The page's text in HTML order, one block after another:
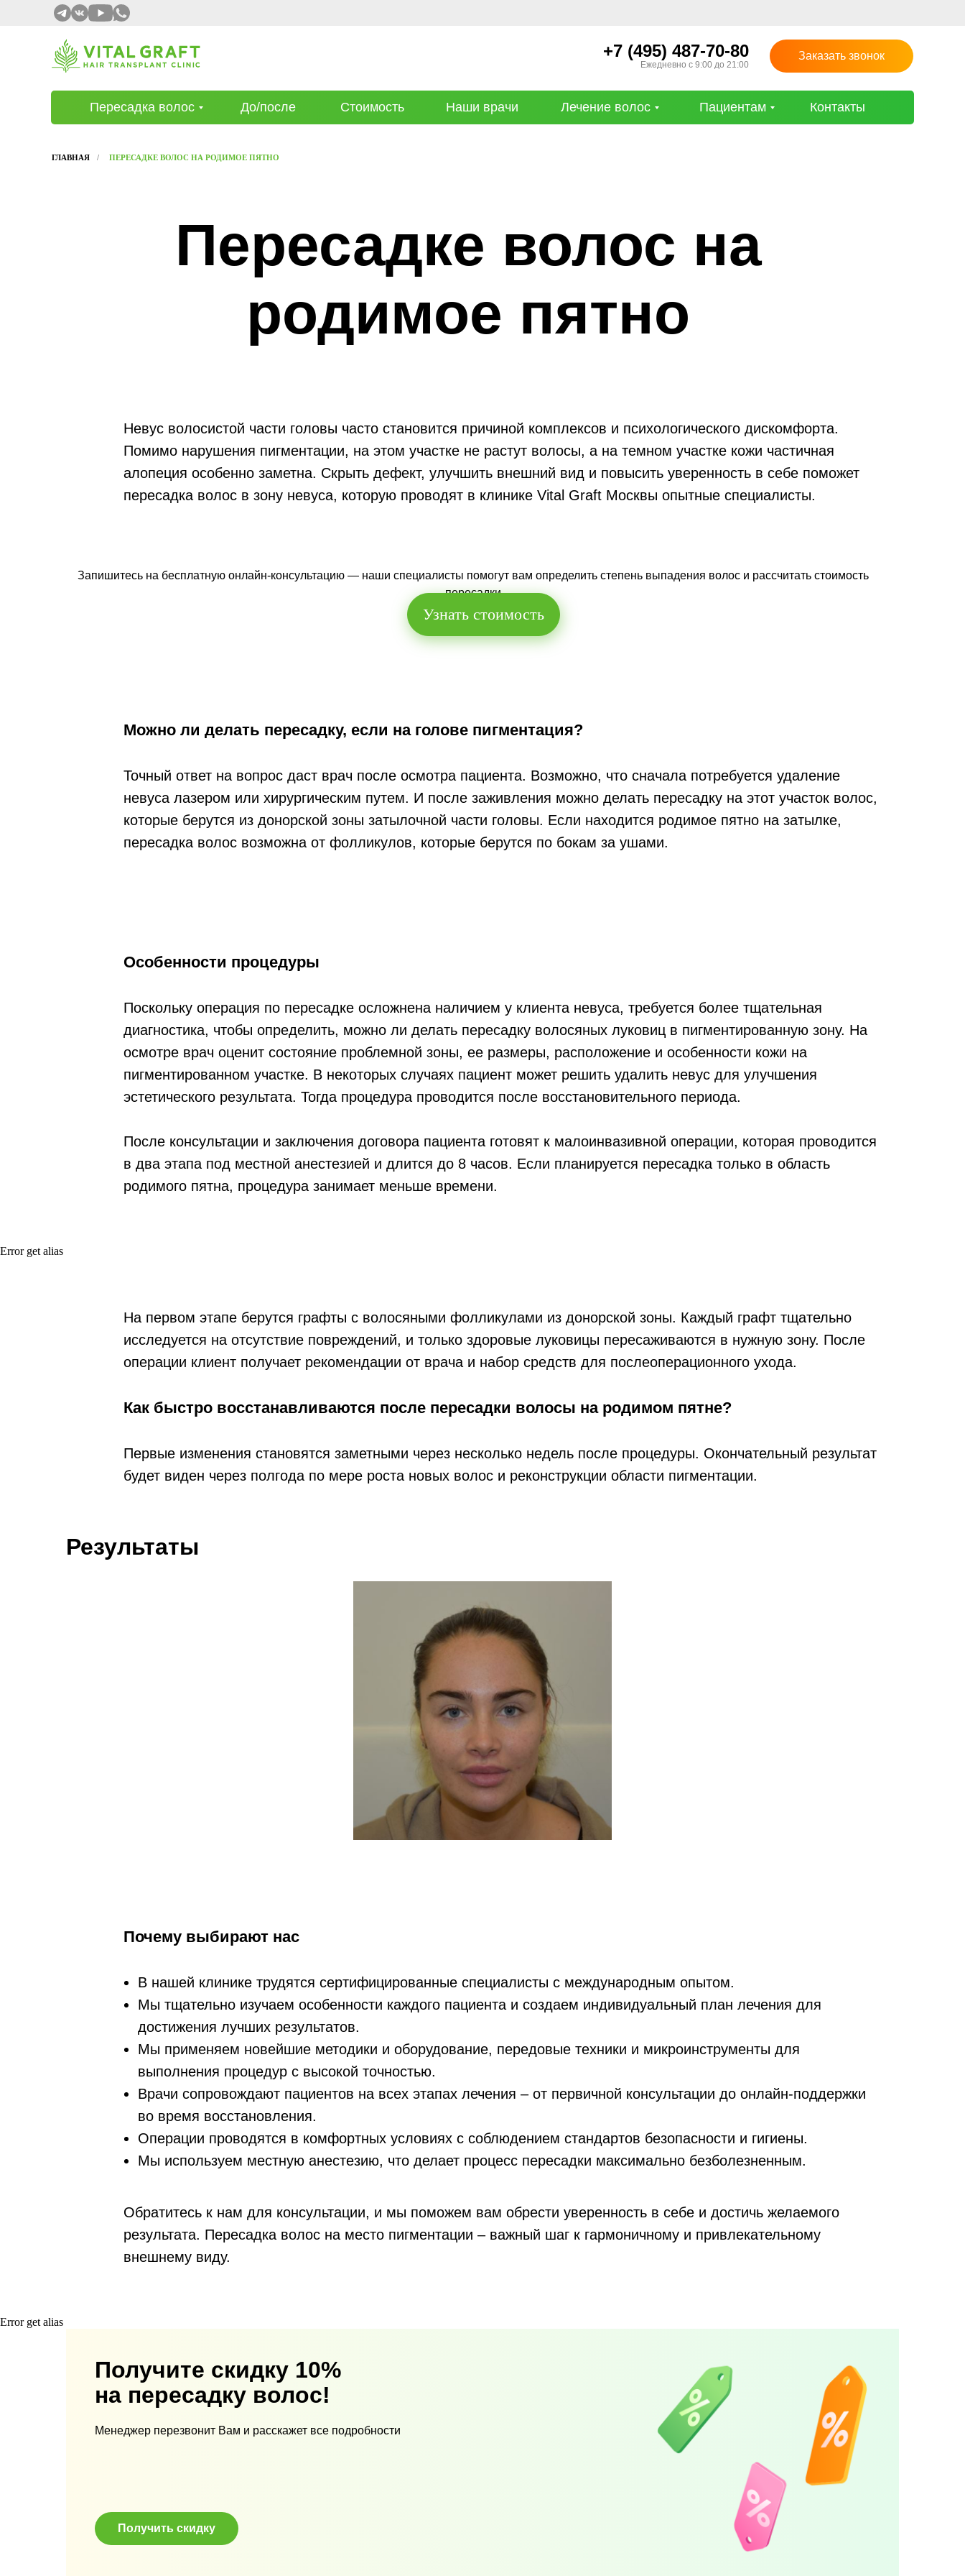
+7 (495) 487-70-80
Ежедневно с 9:00 до 21:00
Заказать звонок
Пересадка волос До/после Стоимость Наши врачи Лечение волос Пациентам Контакты
ГЛАВНАЯ / ПЕРЕСАДКЕ ВОЛОС НА РОДИМОЕ ПЯТНО
Пересадке волос на
родимое пятно
Невус волосистой части головы часто становится причиной комплексов и психологического дискомфорта.
Помимо нарушения пигментации, на этом участке не растут волосы, а на темном участке кожи частичная
алопеция особенно заметна. Скрыть дефект, улучшить внешний вид и повысить уверенность в себе поможет
пересадка волос в зону невуса, которую проводят в клинике Vital Graft Москвы опытные специалисты.
Запишитесь на бесплатную онлайн-консультацию — наши специалисты помогут вам определить степень выпадения волос и рассчитать стоимость
пересадки
Узнать стоимость
Можно ли делать пересадку, если на голове пигментация?
Точный ответ на вопрос даст врач после осмотра пациента. Возможно, что сначала потребуется удаление
невуса лазером или хирургическим путем. И после заживления можно делать пересадку на этот участок волос,
которые берутся из донорской зоны затылочной части головы. Если находится родимое пятно на затылке,
пересадка волос возможна от фолликулов, которые берутся по бокам за ушами.
Особенности процедуры
Поскольку операция по пересадке осложнена наличием у клиента невуса, требуется более тщательная
диагностика, чтобы определить, можно ли делать пересадку волосяных луковиц в пигментированную зону. На
осмотре врач оценит состояние проблемной зоны, ее размеры, расположение и особенности кожи на
пигментированном участке. В некоторых случаях пациент может решить удалить невус для улучшения
эстетического результата. Тогда процедура проводится после восстановительного периода.
После консультации и заключения договора пациента готовят к малоинвазивной операции, которая проводится
в два этапа под местной анестезией и длится до 8 часов. Если планируется пересадка только в область
родимого пятна, процедура занимает меньше времени.
Error get alias
На первом этапе берутся графты с волосяными фолликулами из донорской зоны. Каждый графт тщательно
исследуется на отсутствие повреждений, и только здоровые луковицы пересаживаются в нужную зону. После
операции клиент получает рекомендации от врача и набор средств для послеоперационного ухода.
Как быстро восстанавливаются после пересадки волосы на родимом пятне?
Первые изменения становятся заметными через несколько недель после процедуры. Окончательный результат
будет виден через полгода по мере роста новых волос и реконструкции области пигментации.
Результаты
Почему выбирают нас
В нашей клинике трудятся сертифицированные специалисты с международным опытом.
Мы тщательно изучаем особенности каждого пациента и создаем индивидуальный план лечения для
достижения лучших результатов.
Мы применяем новейшие методики и оборудование, передовые техники и микроинструменты для
выполнения процедур с высокой точностью.
Врачи сопровождают пациентов на всех этапах лечения – от первичной консультации до онлайн-поддержки
во время восстановления.
Операции проводятся в комфортных условиях с соблюдением стандартов безопасности и гигиены.
Мы используем местную анестезию, что делает процесс пересадки максимально безболезненным.
Обратитесь к нам для консультации, и мы поможем вам обрести уверенность в себе и достичь желаемого
результата. Пересадка волос на место пигментации – важный шаг к гармоничному и привлекательному
внешнему виду.
Error get alias
Менеджер перезвонит Вам и расскажет все подробности
Получить скидку
Получите скидку 10%
на пересадку волос!